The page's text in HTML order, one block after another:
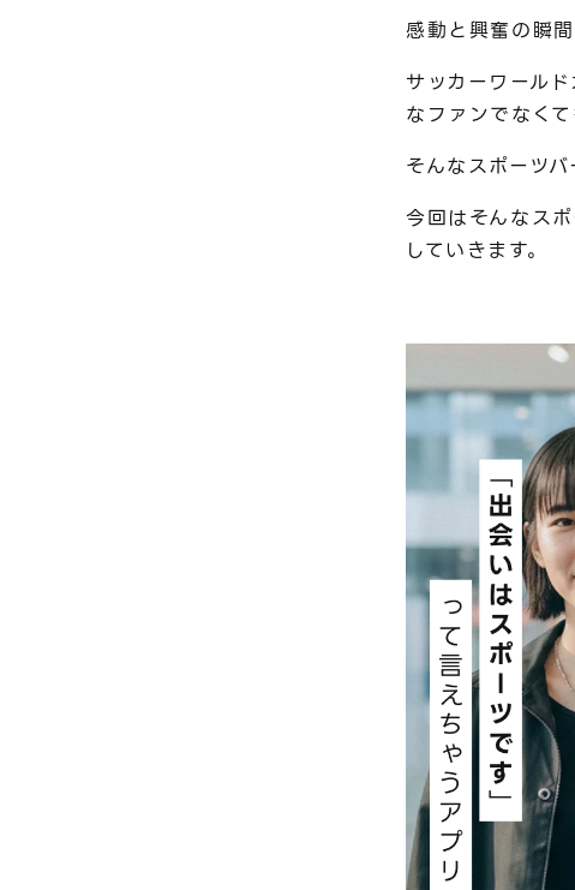
感動と興奮の瞬
サッカーワール
なファンでなく
そんなスポーツ
今回はそんなス
していきます。